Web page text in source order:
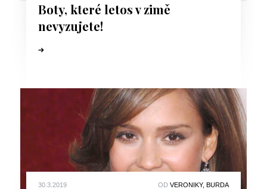
Boty, které letos v zimě
nevyzujete!
30.3.2019 OD VERONIKY, BURDA